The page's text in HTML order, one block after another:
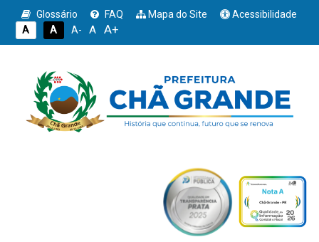
Glossário FAQ Mapa do Site
Acessibilidade
A
A A- A A+